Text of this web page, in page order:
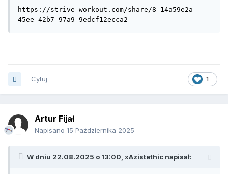
https://strive-workout.com/share/8_14a59e2a-
45ee-42b7-97a9-9edcf12ecca2
1
Cytuj
Artur Fijał
Napisano 15 Października 2025
W dniu 22.08.2025 o 13:00, xAzistethic napisał: